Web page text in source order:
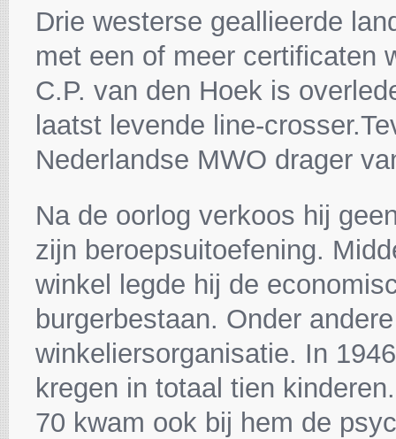
Drie westerse geallieerde
met een of meer certificaten
C.P. van den Hoek is
laatst levende line-
Nederlandse MWO drager
Na de oorlog verkoos hij
zijn beroepsuitoefening.
winkel legde hij de
burgerbestaan. Onder
winkeliersorganisatie. In
kregen in totaal tien
70 kwam ook bij hem de